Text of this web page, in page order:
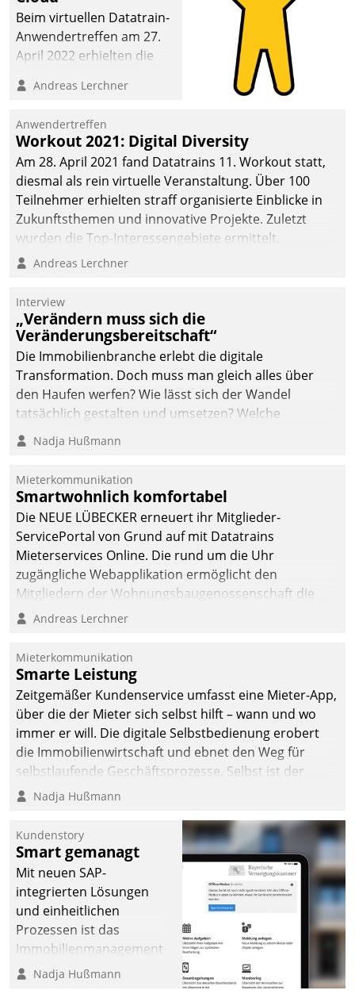
Beim virtuellen Datatrain-
Anwendertreffen am 27.
April 2022 erhielten die
Teilnehmer kurzweilige
Cloud-Strategien und -
Lösungen mit hohem
Zukunftspotenzial.
Andreas Lerchner
Anwendertreffen
Workout 2021: Digital Diversity
Am 28. April 2021 fand Datatrains 11. Workout statt,
diesmal als rein virtuelle Veranstaltung. Über 100
Teilnehmer erhielten straff organisierte Einblicke in
Zukunftsthemen und innovative Projekte. Zuletzt
wurden die Top-Interessengebiete ermittelt.
Andreas Lerchner
Interview
„Verändern muss sich die
Veränderungsbereitschaft“
Die Immobilienbranche erlebt die digitale
Transformation. Doch muss man gleich alles über
den Haufen werfen? Wie lässt sich der Wandel
tatsächlich gestalten und umsetzen? Welche
Argumente zählen wirklich?
Nadja Hußmann
Mieterkommunikation
Smartwohnlich komfortabel
Die NEUE LÜBECKER erneuert ihr Mitglieder-
ServicePortal von Grund auf mit Datatrains
Mieterservices Online. Die rund um die Uhr
zugängliche Webapplikation ermöglicht den
Mitgliedern der Wohnungs­bau­genossenschaft die
Kontaktaufnahme per Smartphone, Tablet oder PC.
Andreas Lerchner
Mieterkommunikation
Smarte Leistung
Zeitgemäßer Kundenservice umfasst eine Mieter-App,
über die der Mieter sich selbst hilft – wann und wo
immer er will. Die digitale Selbstbedienung erobert
die Immobilienwirtschaft und ebnet den Weg für
selbstlaufende Geschäftsprozesse. Selbst ist der
Kunde und smart der Serviceanbieter.
Nadja Hußmann
Kundenstory
Smart gemanagt
Mit neuen SAP-
integrierten Lösungen
und einheitlichen
Prozessen ist das
Immobilienmanagement
der Bayerischen
Nadja Hußmann